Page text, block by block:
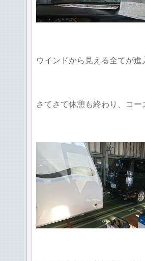
ウインドから見える全てが進
さてさて休憩も終わり、コー